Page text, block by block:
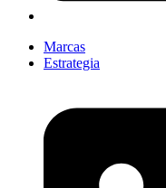
Marcas
Estrategia